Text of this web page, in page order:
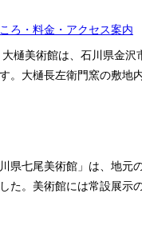
ろ・料金・アクセス案内
樋美術館は、石川県金沢
。大樋長左衛門窯の敷地
県七尾美術館」は、地元
た。美術館には常設展示